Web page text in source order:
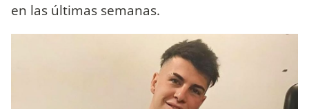
en las últimas semanas.